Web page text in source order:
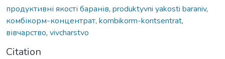
продуктивні якості баранів, produktyvni yakosti baraniv,
комбікорм-концентрат, kombikorm-kontsentrat,
вівчарство, vivcharstvo
Citation